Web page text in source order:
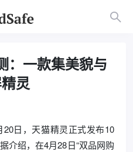
：一款集美貌与
灵
20日，天猫精灵正式发布10
介绍，在4月28日“双品网购